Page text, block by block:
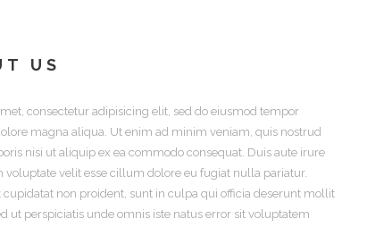
US
consectetur adipisicing elit, sed do eiusmod tempor
magna aliqua. Ut enim ad minim veniam, quis nostrud
nisi ut aliquip ex ea commodo consequat. Duis aute irure
voluptate velit esse cillum dolore eu fugiat nulla pariatur.
cupidatat non proident, sunt in culpa qui officia deserunt mollit
ut perspiciatis unde omnis iste natus error sit voluptatem